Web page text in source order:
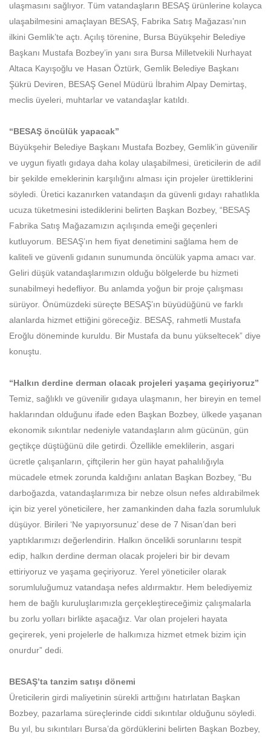
ulaşmasını sağlıyor. Tüm vatandaşların BESAŞ ürünlerine kolayca
ulaşabilmesini amaçlayan BESAŞ, Fabrika Satış Mağazası’nın
ilkini Gemlik’te açtı. Açılış törenine, Bursa Büyükşehir Belediye
Başkanı Mustafa Bozbey’in yanı sıra Bursa Milletvekili Nurhayat
Altaca Kayışoğlu ve Hasan Öztürk, Gemlik Belediye Başkanı
Şükrü Deviren, BESAŞ Genel Müdürü İbrahim Alpay Demirtaş,
meclis üyeleri, muhtarlar ve vatandaşlar katıldı.
“BESAŞ öncülük yapacak”
Büyükşehir Belediye Başkanı Mustafa Bozbey, Gemlik’in güvenilir
ve uygun fiyatlı gıdaya daha kolay ulaşabilmesi, üreticilerin de adil
bir şekilde emeklerinin karşılığını alması için projeler ürettiklerini
söyledi. Üretici kazanırken vatandaşın da güvenli gıdayı rahatlıkla
ucuza tüketmesini istediklerini belirten Başkan Bozbey, “BESAŞ
Fabrika Satış Mağazamızın açılışında emeği geçenleri
kutluyorum. BESAŞ’ın hem fiyat denetimini sağlama hem de
kaliteli ve güvenli gıdanın sunumunda öncülük yapma amacı var.
Geliri düşük vatandaşlarımızın olduğu bölgelerde bu hizmeti
sunabilmeyi hedefliyor. Bu anlamda yoğun bir proje çalışması
sürüyor. Önümüzdeki süreçte BESAŞ’ın büyüdüğünü ve farklı
alanlarda hizmet ettiğini göreceğiz. BESAŞ, rahmetli Mustafa
Eroğlu döneminde kuruldu. Bir Mustafa da bunu yükseltecek” diye
konuştu.
“Halkın derdine derman olacak projeleri yaşama geçiriyoruz”
Temiz, sağlıklı ve güvenilir gıdaya ulaşmanın, her bireyin en temel
haklarından olduğunu ifade eden Başkan Bozbey, ülkede yaşanan
ekonomik sıkıntılar nedeniyle vatandaşların alım gücünün, gün
geçtikçe düştüğünü dile getirdi. Özellikle emeklilerin, asgari
ücretle çalışanların, çiftçilerin her gün hayat pahalılığıyla
mücadele etmek zorunda kaldığını anlatan Başkan Bozbey, “Bu
darboğazda, vatandaşlarımıza bir nebze olsun nefes aldırabilmek
için biz yerel yöneticilere, her zamankinden daha fazla sorumluluk
düşüyor. Birileri ‘Ne yapıyorsunuz’ dese de 7 Nisan’dan beri
yaptıklarımızı değerlendirin. Halkın öncelikli sorunlarını tespit
edip, halkın derdine derman olacak projeleri bir bir devam
ettiriyoruz ve yaşama geçiriyoruz. Yerel yöneticiler olarak
sorumluluğumuz vatandaşa nefes aldırmaktır. Hem belediyemiz
hem de bağlı kuruluşlarımızla gerçekleştireceğimiz çalışmalarla
bu zorlu yolları birlikte aşacağız. Var olan projeleri hayata
geçirerek, yeni projelerle de halkımıza hizmet etmek bizim için
onurdur” dedi.
BESAŞ’ta tanzim satışı dönemi
Üreticilerin girdi maliyetinin sürekli arttığını hatırlatan Başkan
Bozbey, pazarlama süreçlerinde ciddi sıkıntılar olduğunu söyledi.
Bu yıl, bu sıkıntıları Bursa’da gördüklerini belirten Başkan Bozbey,